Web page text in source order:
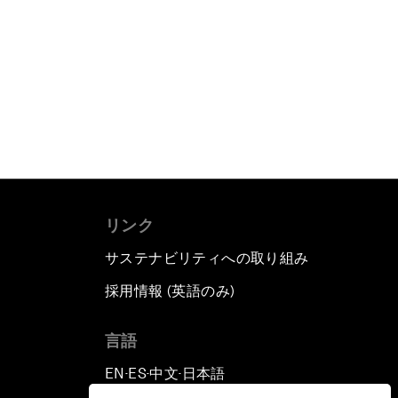
リンク
サステナビリティへの取り組み
採用情報 (英語のみ)
言語
EN ▪ ES▪中文▪ 日本語